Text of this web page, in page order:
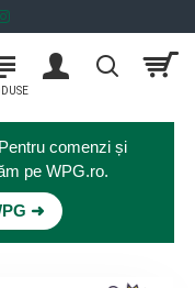
Pentru comenzi și
pe WPG.ro.
➜